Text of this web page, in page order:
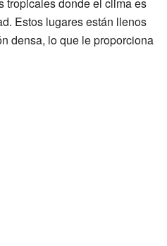
Estos lugares están llenos
densa, lo que le proporciona